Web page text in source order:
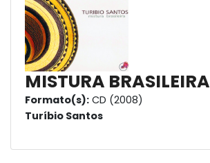
MISTURA BRASILEIRA
Formato(s): CD (2008)
Turíbio Santos